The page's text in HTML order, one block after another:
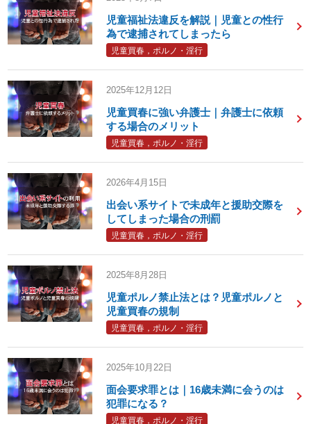
児童福祉法違反を解説｜児童との性行
為で逮捕されてしまったら
児童買春，ポルノ・淫行
2025年12月12日
児童買春に強い弁護士｜弁護士に依頼
する場合のメリット
児童買春，ポルノ・淫行
2026年4月15日
出会い系サイトで未成年と援助交際を
してしまった場合の刑罰
児童買春，ポルノ・淫行
2025年8月28日
児童ポルノ禁止法とは？児童ポルノと
児童買春の規制
児童買春，ポルノ・淫行
2025年10月22日
面会要求罪とは｜16歳未満に会うのは
犯罪になる？
児童買春，ポルノ・淫行